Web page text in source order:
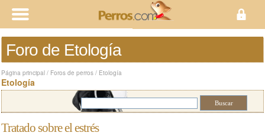
Foro de Etología
Página principal / Foros de perros / Etología
Etología
Tratado sobre el estrés